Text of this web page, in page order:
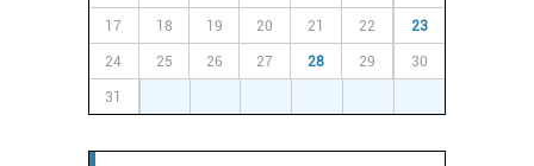
17 18 19 20 21 22 23
24 25 26 27 28 29 30
31